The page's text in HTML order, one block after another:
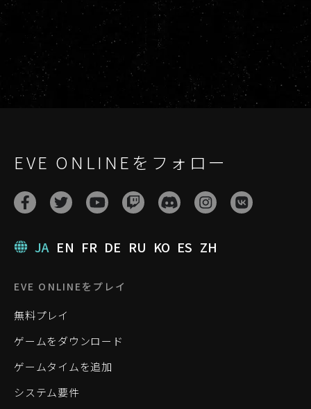
EVE ONLINEをフォロー
JA EN FR DE RU KO ES ZH
EVE ONLINEをプレイ
無料プレイ
ゲームをダウンロード
ゲームタイムを追加
システム要件